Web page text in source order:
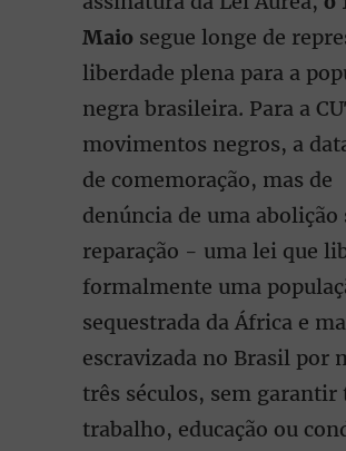
Maio segue longe de
liberdade plena para a
negra brasileira. Para a
movimentos negros, a
de comemoração, mas de
denúncia de uma abolição
reparação - uma lei que
formalmente uma
sequestrada da África e
escravizada no Brasil por
três séculos, sem garantir
trabalho, educação ou